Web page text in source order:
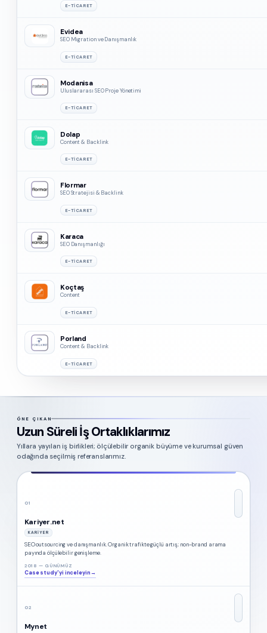
E-TICARET
Evidea
SEO Migration ve Danışmanlık
E-TICARET
Modanisa
Uluslararası SEO Proje Yönetimi
E-TICARET
Dolap
Content & Backlink
E-TICARET
Flormar
SEO Stratejisi & Backlink
E-TICARET
Karaca
SEO Danışmanlığı
E-TICARET
Koçtaş
Content
E-TICARET
Porland
Content & Backlink
E-TICARET
ÖNE ÇIKAN
Uzun Süreli İş Ortaklıklarımız
Yıllara yayılan iş birlikleri; ölçülebilir organik büyüme ve kurumsal güven
odağında seçilmiş referanslarımız.
01
Kariyer.net
KARIYER
SEO outsourcing ve danışmanlık. Organik trafikte güçlü artış; non-brand arama
payında ölçülebilir genişleme.
2018 — GÜNÜMÜZ
Case study'yi inceleyin→
02
Mynet